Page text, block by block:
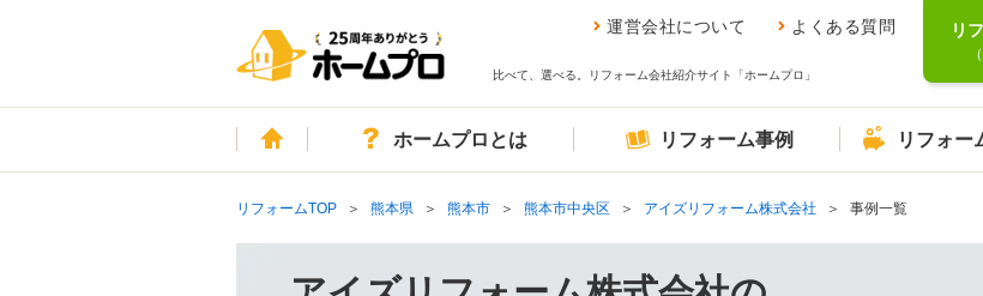
運営会社について よくある質問
比べて、選べる。リフォーム会社紹介サイト「ホームプロ」
リ
ホームホームプロとは リフォーム事例 リフォー
リフォームTOP 熊本県 熊本市 熊本市中央区 アイズリフォーム株式会社 事例一覧